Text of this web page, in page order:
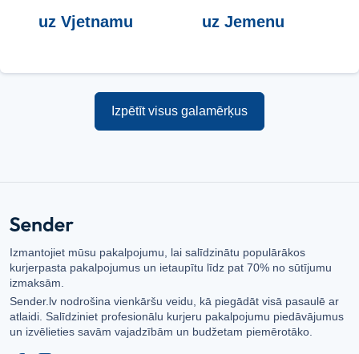
uz Vjetnamu uz Jemenu
Izpētīt visus galamērķus
Izmantojiet mūsu pakalpojumu, lai salīdzinātu populārākos
kurjerpasta pakalpojumus un ietaupītu līdz pat 70% no sūtījumu
izmaksām.
Sender.lv nodrošina vienkāršu veidu, kā piegādāt visā pasaulē ar
atlaidi. Salīdziniet profesionālu kurjeru pakalpojumu piedāvājumus
un izvēlieties savām vajadzībām un budžetam piemērotāko.